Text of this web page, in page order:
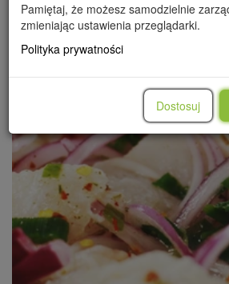
Pamiętaj, że możesz samodzielnie
zmieniając ustawienia przeglądarki.
Polityka prywatności
Dostosuj